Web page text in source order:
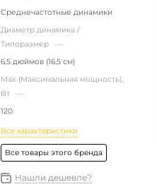
Среднечастотные динамики
Диаметр динамика /
Типоразмер —
6.5 дюймов (16.5 см)
Max (Максимальная мощность),
Вт —
120
Все характеристики
Все товары этого бренда
Нашли дешевле?